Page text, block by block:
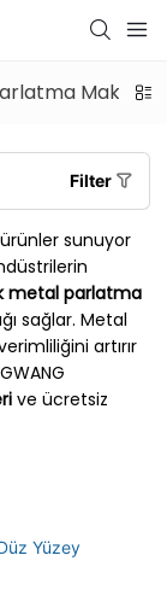
Makinası
Filter
sunuyor
metal parlatma
sağlar. Metal
artırır
ve ücretsiz